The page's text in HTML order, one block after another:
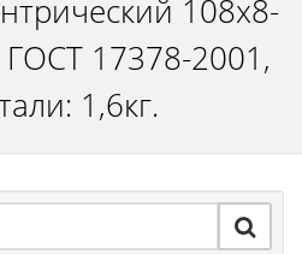
108х8-
ГОСТ 17378-2001,
1,6кг.